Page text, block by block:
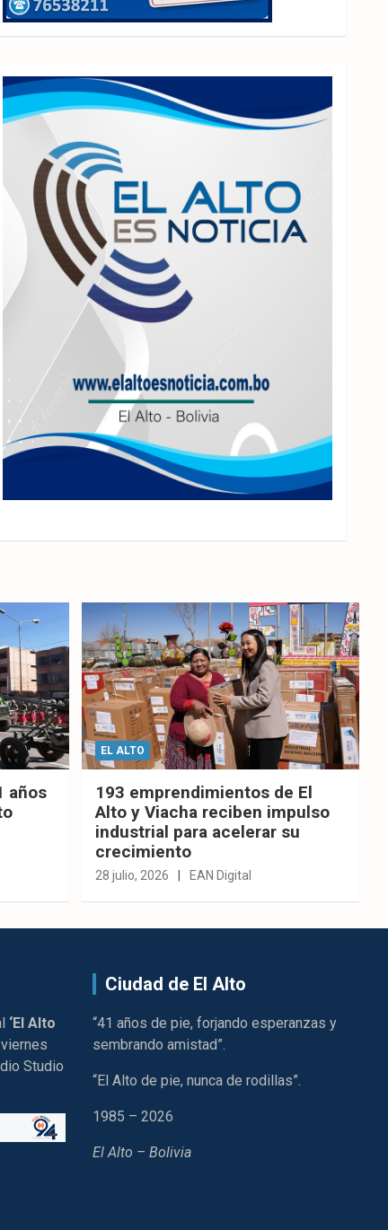
años
EL ALTO
193 emprendimientos de El
Alto y Viacha reciben impulso
industrial para acelerar su
crecimiento
28 julio, 2026 EAN Digital
‘El Alto
Studio
Ciudad de El Alto
“41 años de pie, forjando esperanzas y
sembrando amistad”.
“El Alto de pie, nunca de rodillas”.
1985 – 2026
El Alto – Bolivia